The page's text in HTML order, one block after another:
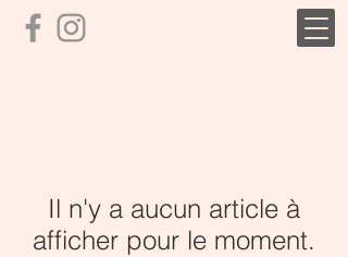
Il n'y a aucun article à
afficher pour le moment.